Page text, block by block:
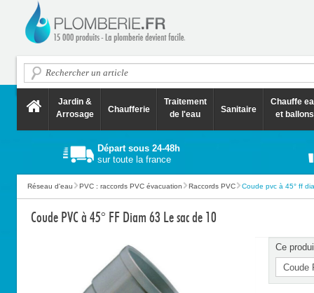
Jardin &
Arrosage
Chaufferie
Traitement
de l'eau
Sanitaire
Chauffe
et ballons
Départ sous 24-48h
sur toute la france
Réseau d'eau PVC : raccords PVC évacuation Raccords PVC Coude pvc à 45° ff
Coude PVC à 45° FF Diam 63 Le sac de 10
Ce